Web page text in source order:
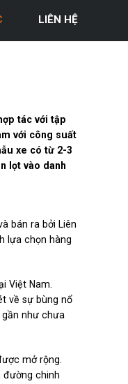
LIÊN HỆ
tác với tập
với công suất
xe có từ 2-3
lọt vào danh
bán ra bởi Liên
lựa chọn hàng
Việt Nam.
về sự bùng nổ
như chưa
mở rộng.
đường chinh